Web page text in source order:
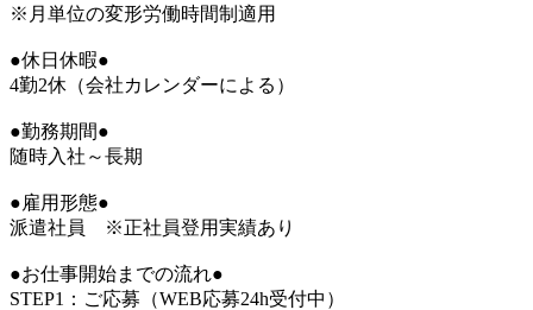
※月単位の変形労働時間制適用
●休日休暇●
4勤2休（会社カレンダーによる）
●勤務期間●
随時入社～長期
●雇用形態●
派遣社員 ※正社員登用実績あり
●お仕事開始までの流れ●
STEP1：ご応募（WEB応募24h受付中）